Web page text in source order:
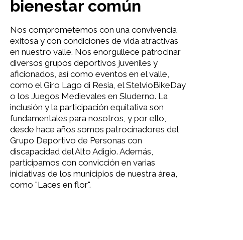
bienestar común
Nos comprometemos con una convivencia
exitosa y con condiciones de vida atractivas
en nuestro valle. Nos enorgullece patrocinar
diversos grupos deportivos juveniles y
aficionados, así como eventos en el valle,
como el Giro Lago di Resia, el StelvioBikeDay
o los Juegos Medievales en Sluderno. La
inclusión y la participación equitativa son
fundamentales para nosotros, y por ello,
desde hace años somos patrocinadores del
Grupo Deportivo de Personas con
discapacidad del Alto Adigio. Además,
participamos con convicción en varias
iniciativas de los municipios de nuestra área,
como "Laces en flor".